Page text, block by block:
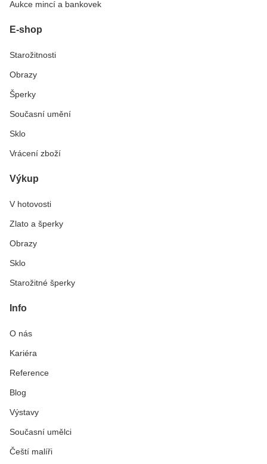
Aukce mincí a bankovek
E-shop
Starožitnosti
Obrazy
Šperky
Současní umění
Sklo
Vrácení zboží
Výkup
V hotovosti
Zlato a šperky
Obrazy
Sklo
Starožitné šperky
Info
O nás
Kariéra
Reference
Blog
Výstavy
Současní umělci
Čeští malíři